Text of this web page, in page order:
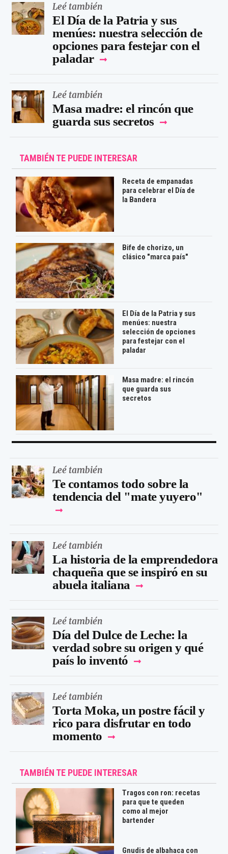
Leé también
El Día de la Patria y sus
menúes: nuestra selección de
opciones para festejar con el
paladar
Leé también
Masa madre: el rincón que
guarda sus secretos
TAMBIÉN TE PUEDE INTERESAR
Receta de empanadas
para celebrar el Día de
la Bandera
Bife de chorizo, un
clásico "marca país"
El Día de la Patria y sus
menúes: nuestra
selección de opciones
para festejar con el
paladar
Masa madre: el rincón
que guarda sus
secretos
Leé también
Te contamos todo sobre la
tendencia del "mate yuyero"
Leé también
La historia de la emprendedora
chaqueña que se inspiró en su
abuela italiana
Leé también
Día del Dulce de Leche: la
verdad sobre su origen y qué
país lo inventó
Leé también
Torta Moka, un postre fácil y
rico para disfrutar en todo
momento
TAMBIÉN TE PUEDE INTERESAR
Tragos con ron: recetas
para que te queden
como al mejor
bartender
Gnudis de albahaca con